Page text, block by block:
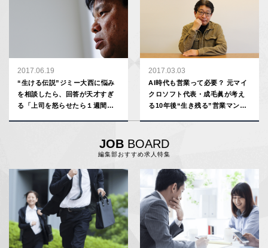
2017.06.19
“生ける伝説”ジミー大西に悩み
を相談したら、回答が天才すぎ
る「上司を怒らせたら１週間逃
2017.03.03
AI時代も営業って必要？ 元マイ
クロソフト代表・成毛眞が考え
る10年後“生き残る”営業マンの
JOBBOARD
編集部おすすめ求人特集